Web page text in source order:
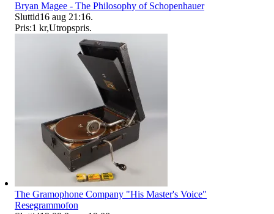
Bryan Magee - The Philosophy of Schopenhauer
Sluttid16 aug 21:16.
Pris:1 kr,Utropspris.
The Gramophone Company "His Master's Voice"
Resegrammofon